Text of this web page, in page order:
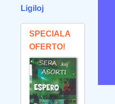
Ligiloj
SPECIALA
OFERTO!